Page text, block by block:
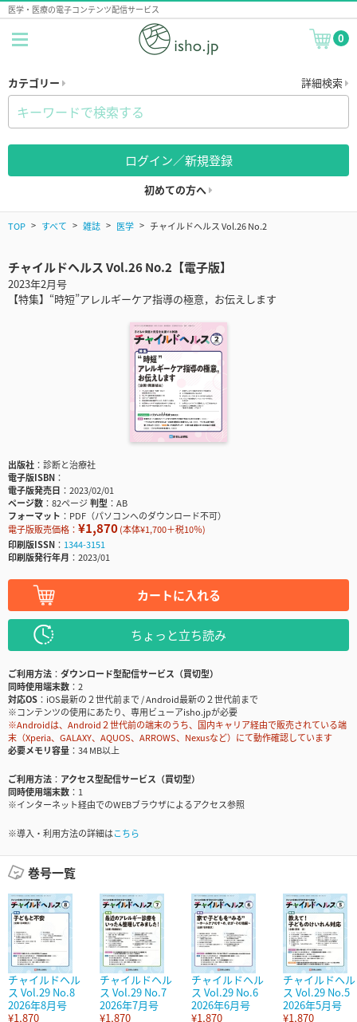
医学・医療の電子コンテンツ配信サービス
0
カテゴリー 詳細検索
ログイン／新規登録
初めての方へ
TOP すべて 雑誌 医学 チャイルドヘルス Vol.26 No.2
チャイルドヘルス Vol.26 No.2【電子版】
2023年2月号
【特集】“時短”アレルギーケア指導の極意，お伝えします
出版社
診断と治療社
電子版ISBN
電子版発売日
2023/02/01
ページ数
82ページ判型
AB
フォーマット
PDF（パソコンへのダウンロード不可）
電子版販売価格： ¥1,870(本体¥1,700＋税10％)
印刷版ISSN
1344-3151
印刷版発行年月
2023/01
カートに入れる
ちょっと立ち読み
ご利用方法
ダウンロード型配信サービス（買切型）
同時使用端末数
2
対応OS
iOS最新の２世代前まで / Android最新の２世代前まで
※コンテンツの使用にあたり、専用ビューアisho.jpが必要
※Androidは、Android２世代前の端末のうち、国内キャリア経由で販売されている端
末（Xperia、GALAXY、AQUOS、ARROWS、Nexusなど）にて動作確認しています
必要メモリ容量
34 MB以上
ご利用方法
アクセス型配信サービス（買切型）
同時使用端末数
1
※インターネット経由でのWEBブラウザによるアクセス参照
※導入・利用方法の詳細はこちら
巻号一覧
チャイルドヘル
ス Vol.29 No.8
2026年8月号
¥1,870
チャイルドヘル
ス Vol.29 No.7
2026年7月号
¥1,870
チャイルドヘル
ス Vol.29 No.6
2026年6月号
¥1,870
チャイルドヘル
ス Vol.29 No.5
2026年5月号
¥1,870